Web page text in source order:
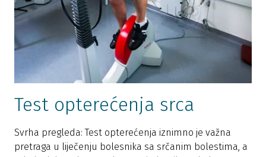
Test opterećenja srca
Svrha pregleda: Test opterećenja iznimno je važna
pretraga u liječenju bolesnika sa srčanim bolestima, a